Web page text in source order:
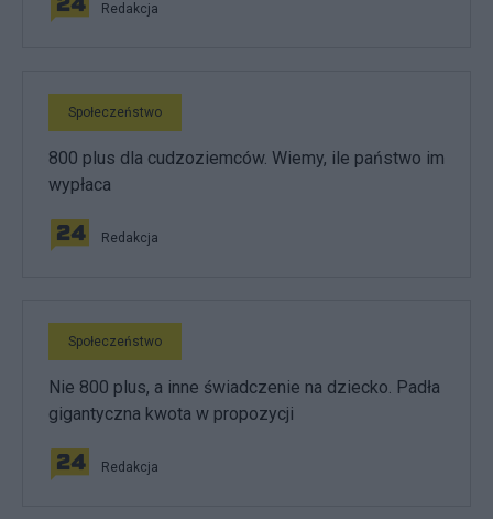
Redakcja
Społeczeństwo
800 plus dla cudzoziemców. Wiemy, ile państwo im
wypłaca
Redakcja
Społeczeństwo
Nie 800 plus, a inne świadczenie na dziecko. Padła
gigantyczna kwota w propozycji
Redakcja